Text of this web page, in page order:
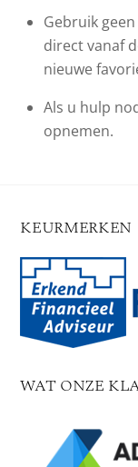
Gebruik
direct vanaf
nieuwe
Als u hulp
opnemen.
KEURMERKEN
WAT ONZE